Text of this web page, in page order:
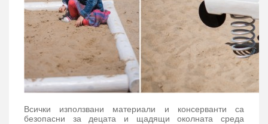
Всички използвани материали и консерванти са
безопасни за децата и щадящи околната среда